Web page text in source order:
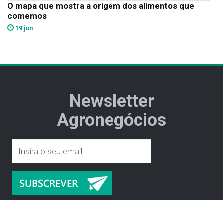
O mapa que mostra a origem dos alimentos que
comemos
19 jun
Newsletter
Agronegócios